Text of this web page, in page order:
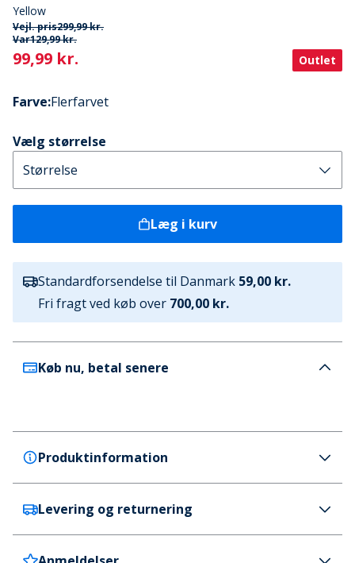
Yellow
Vejl. pris299,99 kr.
Var129,99 kr.
Current
99,99 kr. Outlet
Farve:Flerfarvet
Vælg størrelse
Læg i kurv
Standardforsendelse til Danmark 59,00 kr.
Fri fragt ved køb over 700,00 kr.
Køb nu, betal senere
Produktinformation
JACK & JONES
JACK & JONES Herre Jaccapri Kraniet Fem Pak
Trunks Safety Yellow
Levering og returnering